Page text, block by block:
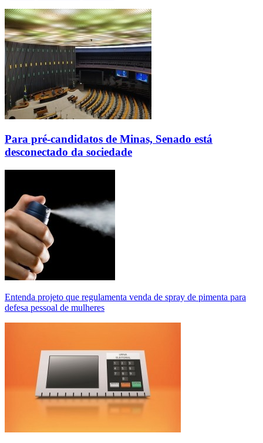
Para pré-candidatos de Minas, Senado está
desconectado da sociedade
Entenda projeto que regulamenta venda de spray de pimenta para
defesa pessoal de mulheres